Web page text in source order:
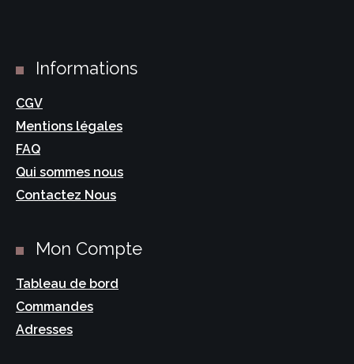
Informations
CGV
Mentions légales
FAQ
Qui sommes nous
Contactez Nous
Mon Compte
Tableau de bord
Commandes
Adresses